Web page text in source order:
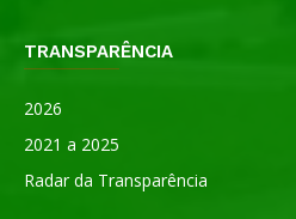
TRANSPARÊNCIA
2026
2021 a 2025
Radar da Transparência